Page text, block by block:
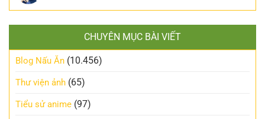
CHUYÊN MỤC BÀI VIẾT
Blog Nấu Ăn (10.456)
Thư viện ảnh (65)
Tiểu sử anime (97)